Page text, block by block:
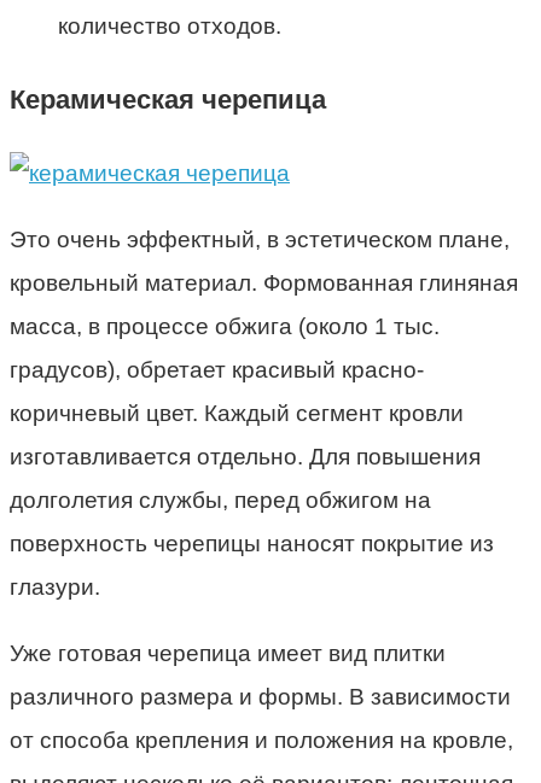
количество отходов.
Керамическая черепица
Это очень эффектный, в эстетическом плане,
кровельный материал. Формованная глиняная
масса, в процессе обжига (около 1 тыс.
градусов), обретает красивый красно-
коричневый цвет. Каждый сегмент кровли
изготавливается отдельно. Для повышения
долголетия службы, перед обжигом на
поверхность черепицы наносят покрытие из
глазури.
Уже готовая черепица имеет вид плитки
различного размера и формы. В зависимости
от способа крепления и положения на кровле,